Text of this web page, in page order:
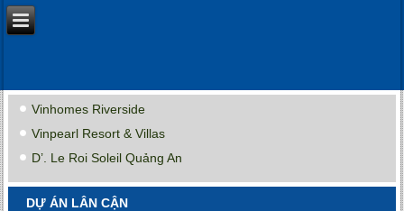
Vinhomes Riverside
Vinpearl Resort & Villas
D’. Le Roi Soleil Quảng An
DỰ ÁN LÂN CẬN